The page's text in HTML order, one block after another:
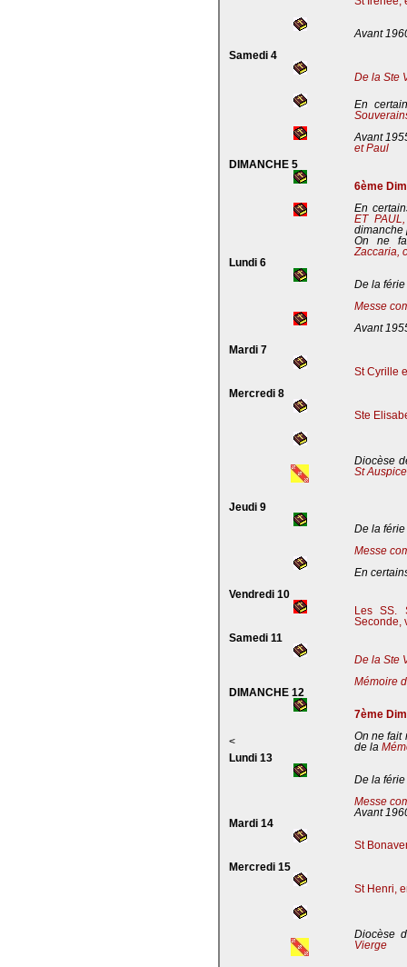
Avant
Samedi 4
De la Ste
En
Avant
et Paul
DIMANCHE 5
6ème
En
ET
dimanche
On ne
Zaccaria,
Lundi 6
De la férie
Messe
Avant
Mardi 7
St Cyrille
Mercredi 8
Ste
Diocèse
St
Jeudi 9
De la férie
Messe
En
Vendredi 10
Les SS.
Seconde,
Samedi 11
De la Ste
Mémoire
DIMANCHE 12
7ème
<
On ne fait
de la
Lundi 13
De la férie
Messe
Avant
Mardi 14
St
Mercredi 15
St Henri,
Diocèse
Vierge